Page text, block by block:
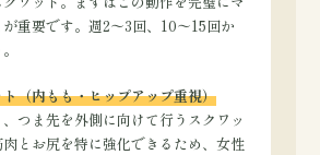
重要です。週2〜3回、10〜15回か
（内もも・ヒップアップ重視）
つま先を外側に向けて行うスクワッ
肉とお尻を特に強化できるため、女性